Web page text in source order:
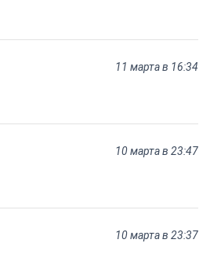
11 марта в 16:34
10 марта в 23:47
10 марта в 23:37